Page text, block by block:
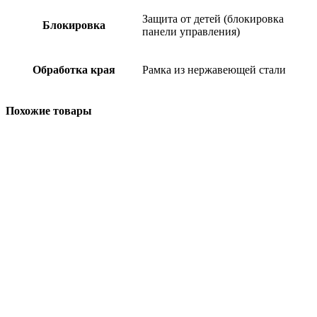
Блокировка
Защита от детей (блокировка
панели управления)
Обработка края Рамка из нержавеющей стали
Похожие товары